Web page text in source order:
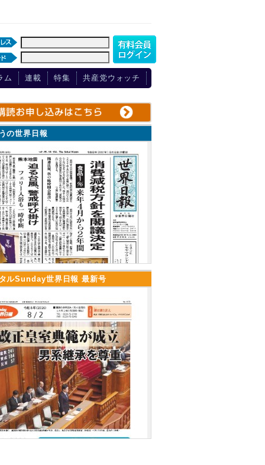
ム 連載 特集 共産党ウォッチ
の世界日報
ルSunday世界日報 最新号